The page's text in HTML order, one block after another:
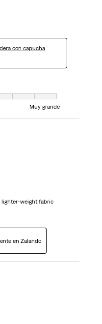
con capucha
Muy pequeño y 7 es igual a Muy
Muy grande
lighter-weight fabric
en Zalando